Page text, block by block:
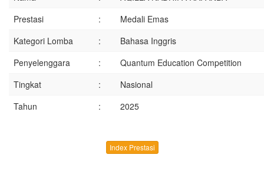
Prestasi
:
Medali Emas
Kategori Lomba
:
Bahasa Inggris
Penyelenggara
:
Quantum Education Competition
Tingkat
:
Nasional
Tahun
: 2025
Index Prestasi